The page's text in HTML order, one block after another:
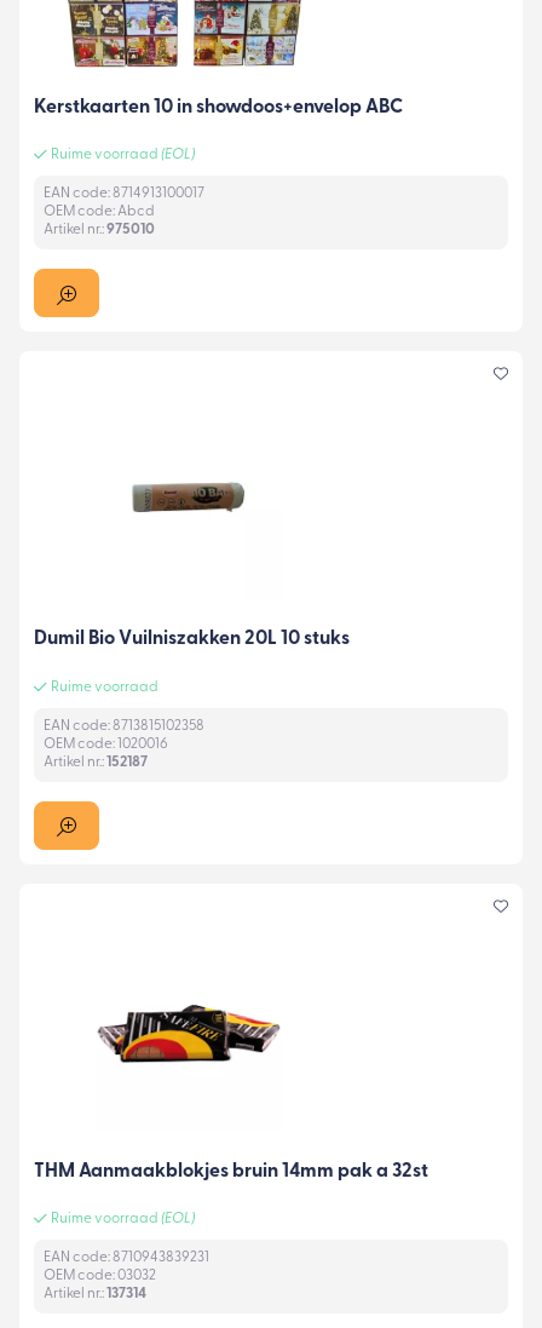
Kerstkaarten 10 in showdoos+envelop ABC
Ruime voorraad (EOL)
EAN code: 8714913100017
OEM code: Abcd
Artikel nr.:975010
Dumil Bio Vuilniszakken 20L 10 stuks
Ruime voorraad
EAN code: 8713815102358
OEM code: 1020016
Artikel nr.:152187
THM Aanmaakblokjes bruin 14mm pak a 32st
Ruime voorraad (EOL)
EAN code: 8710943839231
OEM code: 03032
Artikel nr.: 137314